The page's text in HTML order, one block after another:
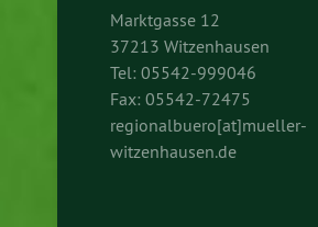
Marktgasse 12
37213 Witzenhausen
Tel: 05542-999046
Fax: 05542-72475
regionalbuero[at]mueller-
witzenhausen.de